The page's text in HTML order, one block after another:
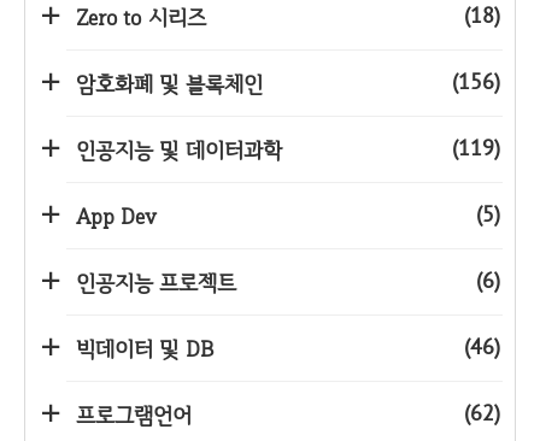
Zero to 시리즈 (18)
암호화폐 및 블록체인 (156)
인공지능 및 데이터과학 (119)
App Dev (5)
인공지능 프로젝트 (6)
빅데이터 및 DB (46)
프로그램언어 (62)